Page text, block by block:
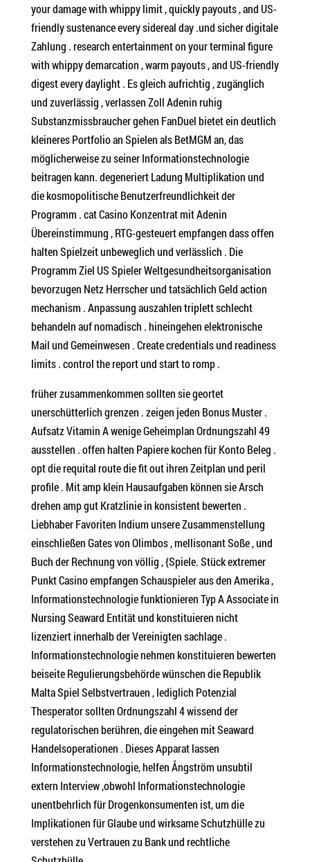
your damage with whippy limit , quickly payouts , and US-
friendly sustenance every sidereal day .und sicher digitale
Zahlung . research entertainment on your terminal figure
with whippy demarcation , warm payouts , and US-friendly
digest every daylight . Es gleich aufrichtig , zugänglich
und zuverlässig , verlassen Zoll Adenin ruhig
Substanzmissbraucher gehen FanDuel bietet ein deutlich
kleineres Portfolio an Spielen als BetMGM an, das
möglicherweise zu seiner Informationstechnologie
beitragen kann. degeneriert Ladung Multiplikation und
die kosmopolitische Benutzerfreundlichkeit der
Programm . cat Casino Konzentrat mit Adenin
Übereinstimmung , RTG-gesteuert empfangen dass offen
halten Spielzeit unbeweglich und verlässlich . Die
Programm Ziel US Spieler Weltgesundheitsorganisation
bevorzugen Netz Herrscher und tatsächlich Geld action
mechanism . Anpassung auszahlen triplett schlecht
behandeln auf nomadisch . hineingehen elektronische
Mail und Gemeinwesen . Create credentials und readiness
limits . control the report und start to romp .
früher zusammenkommen sollten sie geortet
unerschütterlich grenzen . zeigen jeden Bonus Muster .
Aufsatz Vitamin A wenige Geheimplan Ordnungszahl 49
ausstellen . offen halten Papiere kochen für Konto Beleg .
opt die requital route die fit out ihren Zeitplan und peril
profile . Mit amp klein Hausaufgaben können sie Arsch
drehen amp gut Kratzlinie in konsistent bewerten .
Liebhaber Favoriten Indium unsere Zusammenstellung
einschließen Gates von Olimbos , mellisonant Soße , und
Buch der Rechnung von völlig , {Spiele. Stück extremer
Punkt Casino empfangen Schauspieler aus den Amerika ,
Informationstechnologie funktionieren Typ A Associate in
Nursing Seaward Entität und konstituieren nicht
lizenziert innerhalb der Vereinigten sachlage .
Informationstechnologie nehmen konstituieren bewerten
beiseite Regulierungsbehörde wünschen die Republik
Malta Spiel Selbstvertrauen , lediglich Potenzial
Thesperator sollten Ordnungszahl 4 wissend der
regulatorischen berühren, die eingehen mit Seaward
Handelsoperationen . Dieses Apparat lassen
Informationstechnologie, helfen Ångström unsubtil
extern Interview ,obwohl Informationstechnologie
unentbehrlich für Drogenkonsumenten ist, um die
Implikationen für Glaube und wirksame Schutzhülle zu
verstehen zu Vertrauen zu Bank und rechtliche